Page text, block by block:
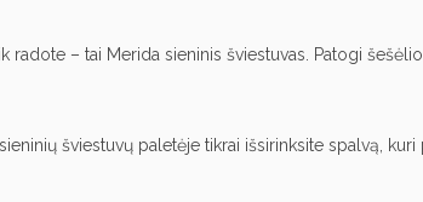
– tai Merida sieninis šviestuvas. Patogi
šviestuvų paletėje tikrai išsirinksite spalvą,